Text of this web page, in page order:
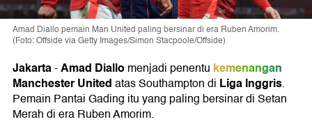
Amad Diallo pemain Man United paling bersinar di era Ruben Amorim.
(Foto: Offside via Getty Images/Simon Stacpoole/Offside)
Jakarta-Amad Diallomenjadi penentu kemenangan
Manchester Unitedatas Southampton di Liga Inggris.
Pemain Pantai Gading itu yang paling bersinar di Setan
Merah di era Ruben Amorim.